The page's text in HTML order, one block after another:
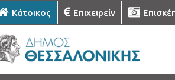
Κάτοικος Επιχειρείν